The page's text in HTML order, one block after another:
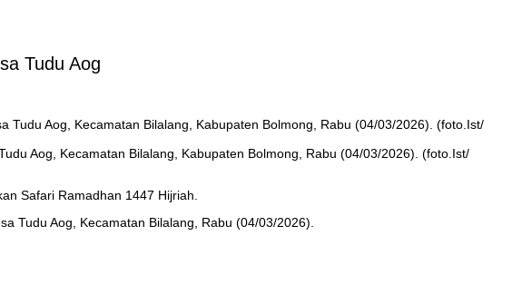
Tudu Aog
Aog, Kecamatan Bilalang, Kabupaten Bolmong, Rabu (04/03/2026). (foto.Ist/
Safari Ramadhan 1447 Hijriah.
Tudu Aog, Kecamatan Bilalang, Rabu (04/03/2026).